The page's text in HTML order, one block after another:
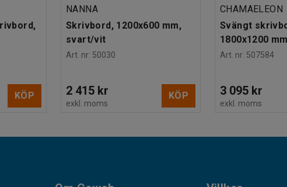
KÖP
NANNA
Skrivbord, 1200x600 mm,
svart/vit
Art. nr: 50030
2 415 kr
exkl. moms
KÖP
CHAMAELEON
Svängt
1800x1200
Art. nr: 507584
3 095 kr
exkl. moms